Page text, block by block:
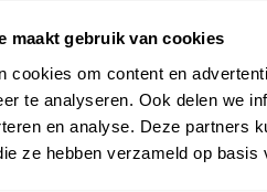
maakt gebruik van cookies
cookies om content en
te analyseren. Ook delen we
en analyse. Deze partners
ze hebben verzameld op basis
gebruik
chemicaliën en breuk